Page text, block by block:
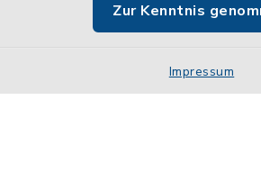
Zur Kenntnis
Impressum
Impressum
Sitemap